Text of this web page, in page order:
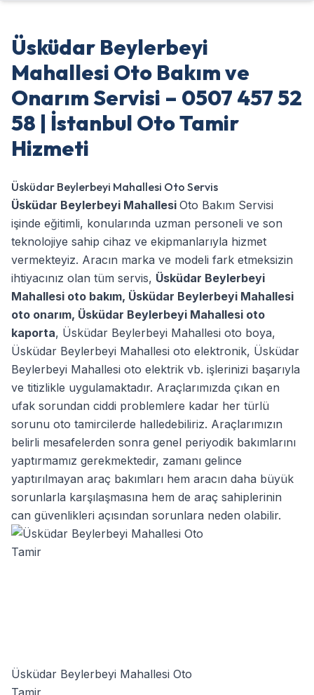
Üsküdar Beylerbeyi
Mahallesi Oto Bakım ve
Onarım Servisi – 0507 457 52
58 | İstanbul Oto Tamir
Hizmeti
Üsküdar Beylerbeyi Mahallesi Oto Servis
Üsküdar Beylerbeyi Mahallesi Oto Bakım Servisi
işinde eğitimli, konularında uzman personeli ve son
teknolojiye sahip cihaz ve ekipmanlarıyla hizmet
vermekteyiz. Aracın marka ve modeli fark etmeksizin
ihtiyacınız olan tüm servis, Üsküdar Beylerbeyi
Mahallesi oto bakım, Üsküdar Beylerbeyi Mahallesi
oto onarım, Üsküdar Beylerbeyi Mahallesi oto
kaporta, Üsküdar Beylerbeyi Mahallesi oto boya,
Üsküdar Beylerbeyi Mahallesi oto elektronik, Üsküdar
Beylerbeyi Mahallesi oto elektrik vb. işlerinizi başarıyla
ve titizlikle uygulamaktadır. Araçlarımızda çıkan en
ufak sorundan ciddi problemlere kadar her türlü
sorunu oto tamircilerde halledebiliriz. Araçlarımızın
belirli mesafelerden sonra genel periyodik bakımlarını
yaptırmamız gerekmektedir, zamanı gelince
yaptırılmayan araç bakımları hem aracın daha büyük
sorunlarla karşılaşmasına hem de araç sahiplerinin
can güvenlikleri açısından sorunlara neden olabilir.
Üsküdar Beylerbeyi Mahallesi Oto
Tamir